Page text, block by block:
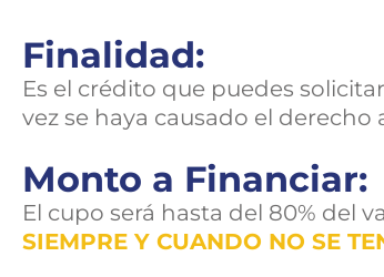
Finalidad:
Es el crédito que puedes
vez se haya causado el derecho
Monto a Financiar:
El cupo será hasta del 80% del
SIEMPRE Y CUANDO NO SE